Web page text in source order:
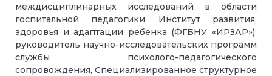
междисциплинарных исследований в области
госпитальной педагогики, Институт развития,
здоровья и адаптации ребенка (ФГБНУ «ИРЗАР»);
руководитель научно-исследовательских программ
службы психолого-педагогического
сопровождения, Специализированное структурное